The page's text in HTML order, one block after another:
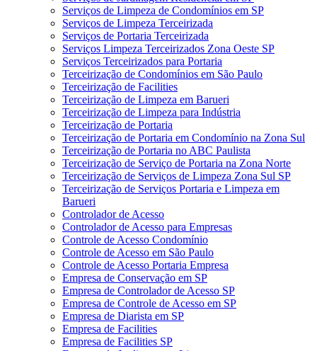
Serviços de Limpeza de Condomínios em SP
Serviços de Limpeza Terceirizada
Serviços de Portaria Terceirizada
Serviços Limpeza Terceirizados Zona Oeste SP
Serviços Terceirizados para Portaria
Terceirização de Condomínios em São Paulo
Terceirização de Facilities
Terceirização de Limpeza em Barueri
Terceirização de Limpeza para Indústria
Terceirização de Portaria
Terceirização de Portaria em Condomínio na Zona Sul
Terceirização de Portaria no ABC Paulista
Terceirização de Serviço de Portaria na Zona Norte
Terceirização de Serviços de Limpeza Zona Sul SP
Terceirização de Serviços Portaria e Limpeza em
Barueri
Controlador de Acesso
Controlador de Acesso para Empresas
Controle de Acesso Condomínio
Controle de Acesso em São Paulo
Controle de Acesso Portaria Empresa
Empresa de Conservação em SP
Empresa de Controlador de Acesso SP
Empresa de Controle de Acesso em SP
Empresa de Diarista em SP
Empresa de Facilities
Empresa de Facilities SP